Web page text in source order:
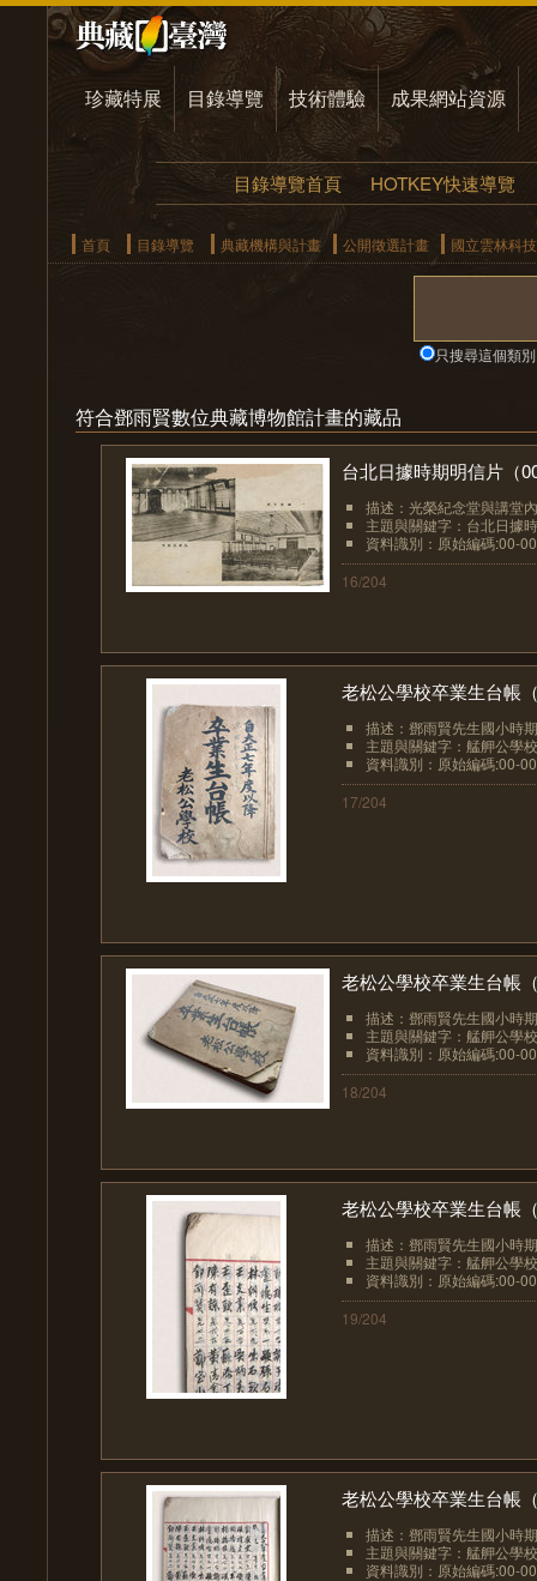
珍藏特展 目錄導覽 技術體驗 成果網站資源
目錄導覽首頁 HOTKEY快速導覽
首頁 目錄導覽 典藏機構與計畫 公開徵選計畫 國立雲林科
只搜尋這個類別
符合鄧雨賢數位典藏博物館計畫的藏品
台北日據時期明信片（
描述：光榮紀念堂與講堂
主題與關鍵字：台北日據
資料識別：原始編碼:00-
16/204
老松公學校卒業生台帳
描述：鄧雨賢先生國小時
主題與關鍵字：艋舺公學
資料識別：原始編碼:00-
17/204
老松公學校卒業生台帳
描述：鄧雨賢先生國小時
主題與關鍵字：艋舺公學
資料識別：原始編碼:00-
18/204
老松公學校卒業生台帳
描述：鄧雨賢先生國小時
主題與關鍵字：艋舺公學
資料識別：原始編碼:00-
19/204
老松公學校卒業生台帳
描述：鄧雨賢先生國小時
主題與關鍵字：艋舺公學
資料識別：原始編碼:00-